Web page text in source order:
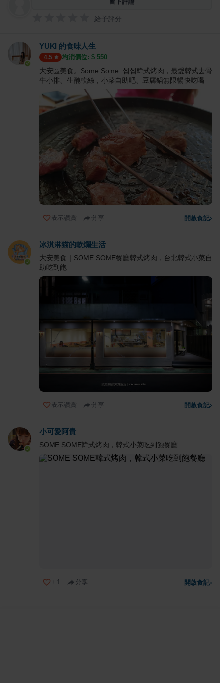
留下評論
給予評分
YUKI 的食味人生
4.5 均消價位: $ 550
大安區美食。Some Some :썸썸韓式烤肉，最愛韓式去骨
牛小排、生醃軟絲，小菜自助吧、豆腐鍋無限暢快吃喝
表示讚賞 分享 開啟食記›
冰淇淋猫的軟爛生活
大安美食｜SOME SOME餐廳韓式烤肉，台北韓式小菜自
助吃到飽
表示讚賞 分享 開啟食記›
小可愛阿貴
SOME SOME韓式烤肉，韓式小菜吃到飽餐廳
+ 1 分享 開啟食記›